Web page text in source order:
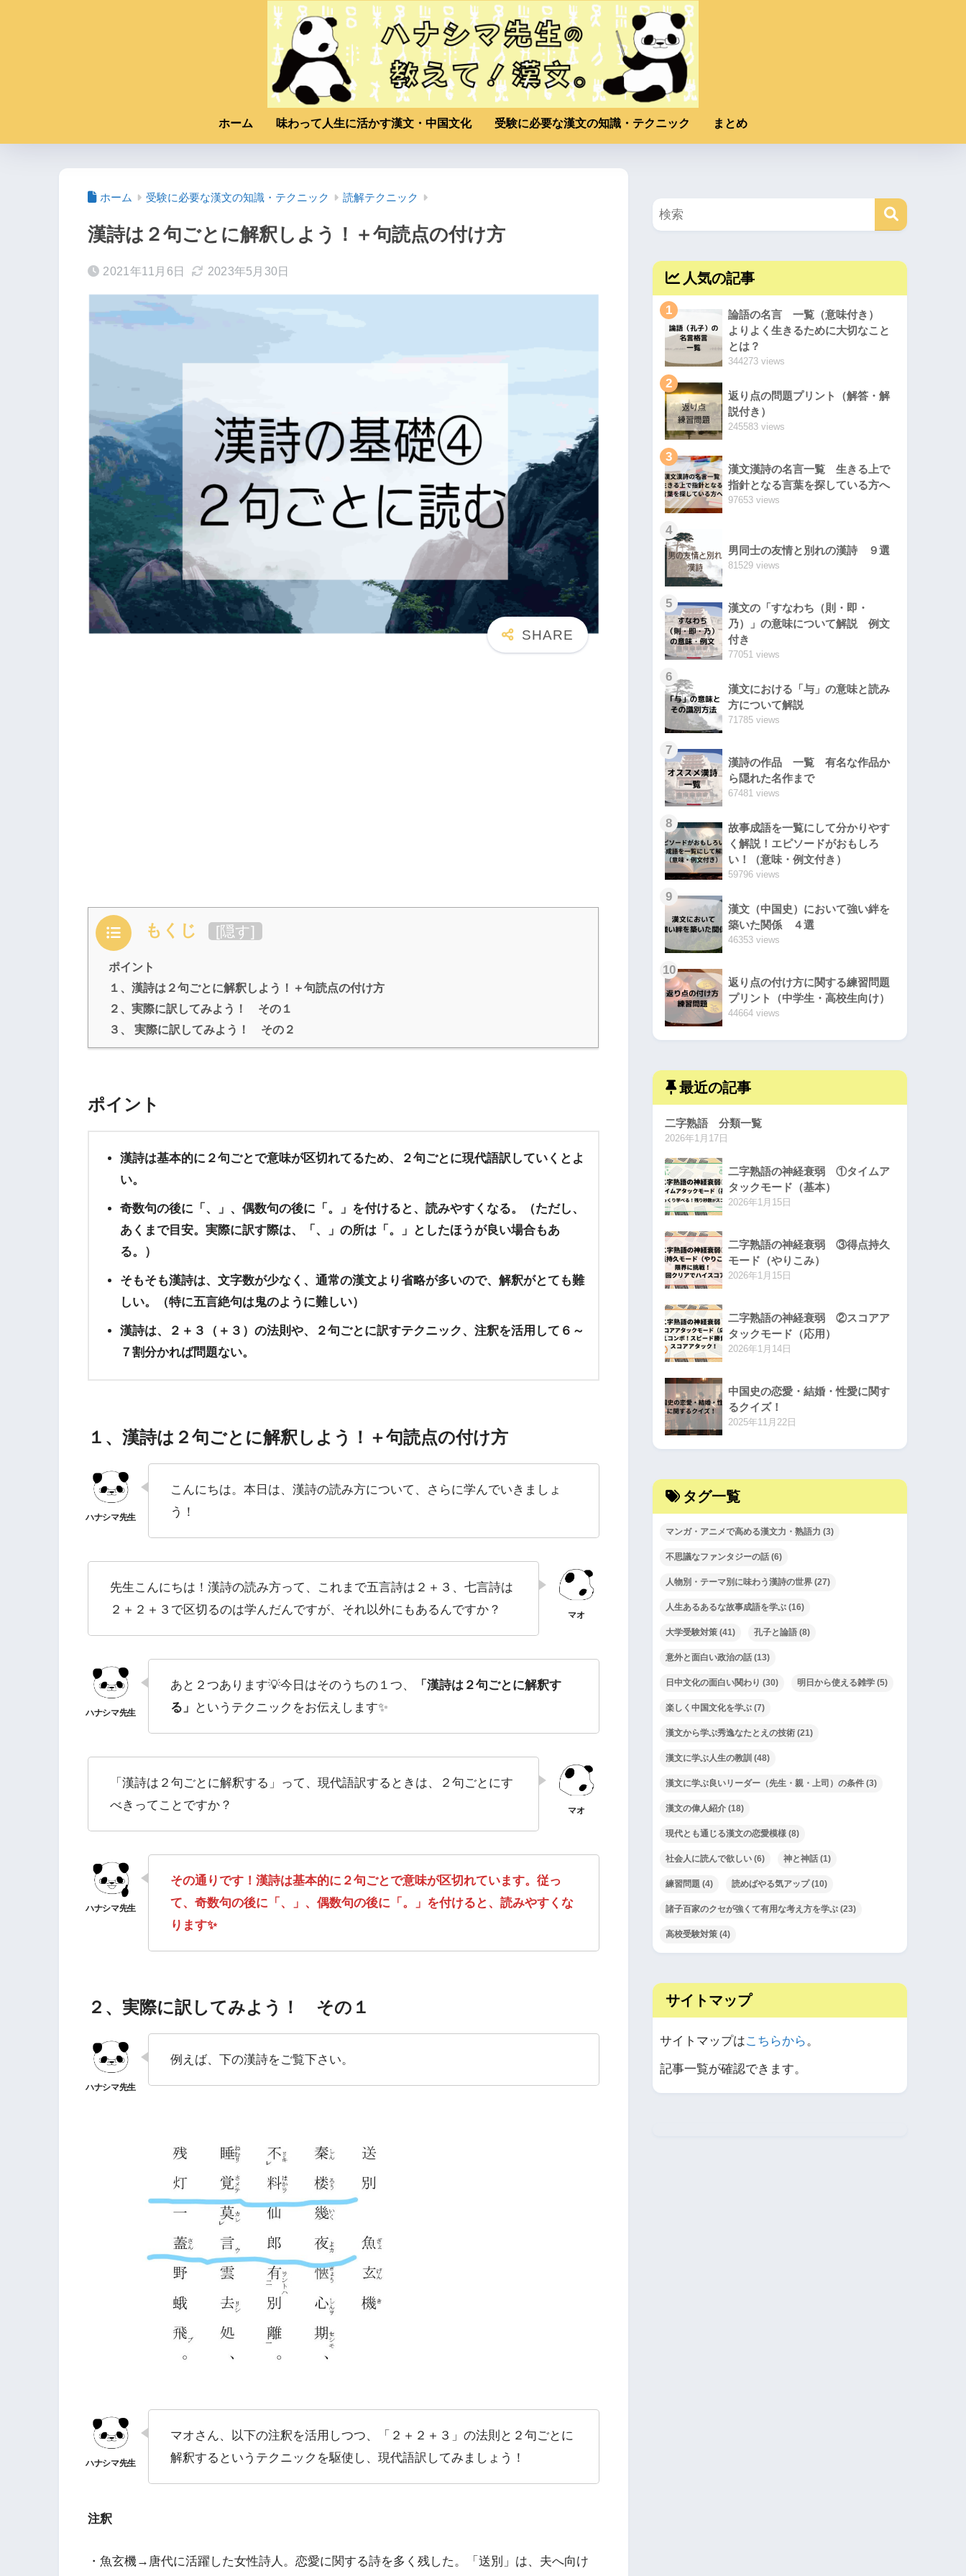
ホーム 味わって人生に活かす漢文・中国文化 受験に必要な漢文の知識・テクニック まとめ
ホーム 受験に必要な漢文の知識・テクニック 読解テクニック
漢詩は２句ごとに解釈しよう！＋句読点の付け方
2021年11月6日 2023年5月30日
もくじ [隠す]
ポイント
１、漢詩は２句ごとに解釈しよう！＋句読点の付け方
２、実際に訳してみよう！ その１
３、 実際に訳してみよう！ その２
ポイント
漢詩は基本的に２句ごとで意味が区切れてるため、２句ごとに現代語訳していくとよ
い。
奇数句の後に「、」、偶数句の後に「。」を付けると、読みやすくなる。（ただし、
あくまで目安。実際に訳す際は、「、」の所は「。」としたほうが良い場合もあ
る。）
そもそも漢詩は、文字数が少なく、通常の漢文より省略が多いので、解釈がとても難
しい。（特に五言絶句は鬼のように難しい）
漢詩は、２＋３（＋３）の法則や、２句ごとに訳すテクニック、注釈を活用して６～
７割分かれば問題ない。
１、漢詩は２句ごとに解釈しよう！＋句読点の付け方
こんにちは。本日は、漢詩の読み方について、さらに学んでいきましょ
う！
先生こんにちは！漢詩の読み方って、これまで五言詩は２＋３、七言詩は
２＋２＋３で区切るのは学んだんですが、それ以外にもあるんですか？
あと２つあります💡今日はそのうちの１つ、
「漢詩は２句ごとに解釈す
る」
というテクニックをお伝えします✨
「漢詩は２句ごとに解釈する」って、現代語訳するときは、２句ごとにす
べきってことですか？
その通りです！漢詩は基本的に２句ごとで意味が区切れています。従っ
て、奇数句の後に「、」、偶数句の後に「。」を付けると、読みやすくな
ります✨
２、実際に訳してみよう！ その１
例えば、下の漢詩をご覧下さい。
マオさん、以下の注釈を活用しつつ、「２＋２＋３」の法則と２句ごとに
解釈するというテクニックを駆使し、現代語訳してみましょう！
注釈
・魚玄機→唐代に活躍した女性詩人。恋愛に関する詩を多く残した。「送別」は、夫へ向け
人気の記事
1
論語の名言 一覧（意味付き）
よりよく生きるために大切なこと
とは？
344273 views
2
返り点の問題プリント（解答・解
説付き）
245583 views
3
漢文漢詩の名言一覧 生きる上で
指針となる言葉を探している方へ
97653 views
4
男同士の友情と別れの漢詩 ９選
81529 views
5
漢文の「すなわち（則・即・
乃）」の意味について解説 例文
付き
77051 views
6
漢文における「与」の意味と読み
方について解説
71785 views
7
漢詩の作品 一覧 有名な作品か
ら隠れた名作まで
67481 views
8
故事成語を一覧にして分かりやす
く解説！エピソードがおもしろ
い！（意味・例文付き）
59796 views
9
漢文（中国史）において強い絆を
築いた関係 ４選
46353 views
10
返り点の付け方に関する練習問題
プリント（中学生・高校生向け）
44664 views
最近の記事
二字熟語 分類一覧
2026年1月17日
二字熟語の神経衰弱 ①タイムア
タックモード（基本）
2026年1月15日
二字熟語の神経衰弱 ③得点持久
モード（やりこみ）
2026年1月15日
二字熟語の神経衰弱 ②スコアア
タックモード（応用）
2026年1月14日
中国史の恋愛・結婚・性愛に関す
るクイズ！
2025年11月22日
タグ一覧
マンガ・アニメで高める漢文力・熟語力 (3)
不思議なファンタジーの話 (6)
人物別・テーマ別に味わう漢詩の世界 (27)
人生あるあるな故事成語を学ぶ (16)
大学受験対策 (41) 孔子と論語 (8)
意外と面白い政治の話 (13)
日中文化の面白い関わり (30) 明日から使える雑学 (5)
楽しく中国文化を学ぶ (7)
漢文から学ぶ秀逸なたとえの技術 (21)
漢文に学ぶ人生の教訓 (48)
漢文に学ぶ良いリーダー（先生・親・上司）の条件 (3)
漢文の偉人紹介 (18)
現代とも通じる漢文の恋愛模様 (8)
社会人に読んで欲しい (6) 神と神話 (1)
練習問題 (4) 読めばやる気アップ(10)
諸子百家のクセが強くて有用な考え方を学ぶ (23)
高校受験対策 (4)
サイトマップ
サイトマップはこちらから。
記事一覧が確認できます。